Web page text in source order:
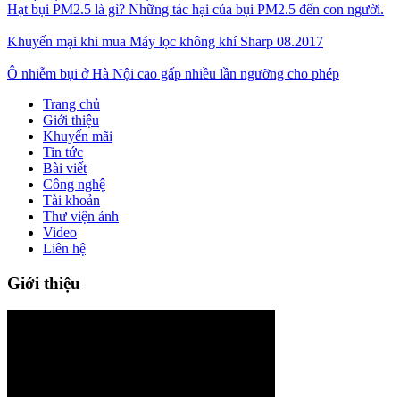
Hạt bụi PM2.5 là gì? Những tác hại của bụi PM2.5 đến con người.
Khuyến mại khi mua Máy lọc không khí Sharp 08.2017
Ô nhiễm bụi ở Hà Nội cao gấp nhiều lần ngưỡng cho phép
Trang chủ
Giới thiệu
Khuyến mãi
Tin tức
Bài viết
Công nghệ
Tài khoản
Thư viện ảnh
Video
Liên hệ
Giới thiệu